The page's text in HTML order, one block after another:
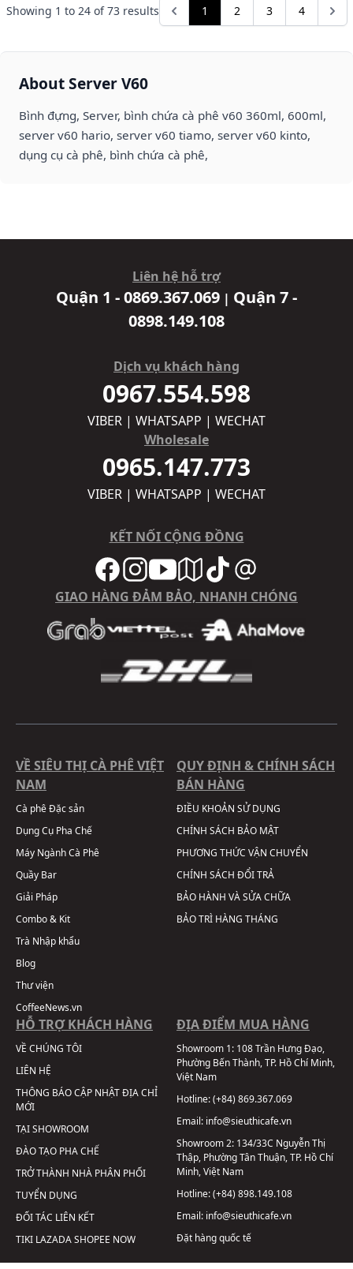
Showing 1 to 24of73results 1 2 3 4
About Server V60
Bình đựng, Server, bình chứa cà phê v60 360ml, 600ml,
server v60 hario, server v60 tiamo, server v60 kinto,
dụng cụ cà phê, bình chứa cà phê,
Liên hệ hỗ trợ
Quận 1 - 0869.367.069 | Quận 7 -
0898.149.108
Dịch vụ khách hàng
0967.554.598
VIBER | WHATSAPP | WECHAT
Wholesale
0965.147.773
VIBER | WHATSAPP | WECHAT
KẾT NỐI CỘNG ĐỒNG
GIAO HÀNG ĐẢM BẢO, NHANH CHÓNG
VỀ SIÊU THỊ CÀ PHÊ VIỆT
NAM
Cà phê Đặc sản
Dụng Cụ Pha Chế
Máy Ngành Cà Phê
Quầy Bar
Giải Pháp
Combo & Kit
Trà Nhập khẩu
Blog
Thư viện
CoffeeNews.vn
QUY ĐỊNH & CHÍNH SÁCH
BÁN HÀNG
ĐIỀU KHOẢN SỬ DỤNG
CHÍNH SÁCH BẢO MẬT
PHƯƠNG THỨC VẬN CHUYỂN
CHÍNH SÁCH ĐỔI TRẢ
BẢO HÀNH VÀ SỬA CHỮA
BẢO TRÌ HÀNG THÁNG
HỖ TRỢ KHÁCH HÀNG
VỀ CHÚNG TÔI
LIÊN HỆ
THÔNG BÁO CẬP NHẬT ĐỊA CHỈ
MỚI
TẠI SHOWROOM
ĐÀO TẠO PHA CHẾ
TRỞ THÀNH NHÀ PHÂN PHỐI
TUYỂN DỤNG
ĐỐI TÁC LIÊN KẾT
TIKI LAZADASHOPEE NOW
ĐỊA ĐIỂM MUA HÀNG
Showroom 1: 108 Trần Hưng Đạo,
Phường Bến Thành, TP. Hồ Chí Minh,
Việt Nam
Hotline:(+84) 869.367.069
Email: info@sieuthicafe.vn
Showroom 2: 134/33C Nguyễn Thị
Thập, Phường Tân Thuận, TP. Hồ Chí
Minh, Việt Nam
Hotline:(+84) 898.149.108
Email: info@sieuthicafe.vn
Đặt hàng quốc tế